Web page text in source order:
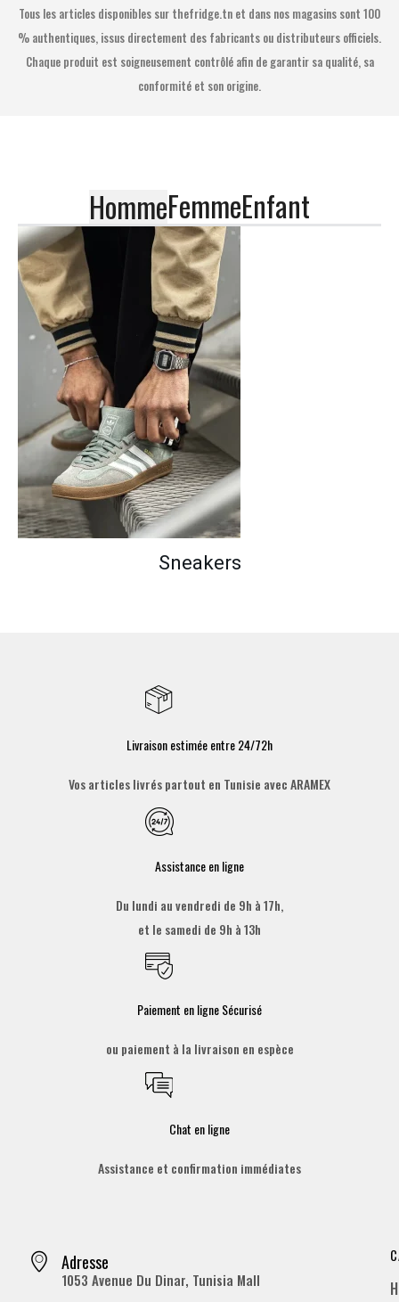
Tous les articles disponibles sur thefridge.tn et dans nos magasins sont 100
% authentiques, issus directement des fabricants ou distributeurs officiels.
Chaque produit est soigneusement contrôlé afin de garantir sa qualité, sa
conformité et son origine.
HommeFemmeEnfant
Sneakers
Livraison estimée entre 24/72h
Vos articles livrés partout en Tunisie avec ARAMEX
Assistance en ligne
Du lundi au vendredi de 9h à 17h,
et le samedi de 9h à 13h
Paiement en ligne Sécurisé
ou paiement à la livraison en espèce
Chat en ligne
Assistance et confirmation immédiates
Adresse
1053 Avenue Du Dinar, Tunisia Mall